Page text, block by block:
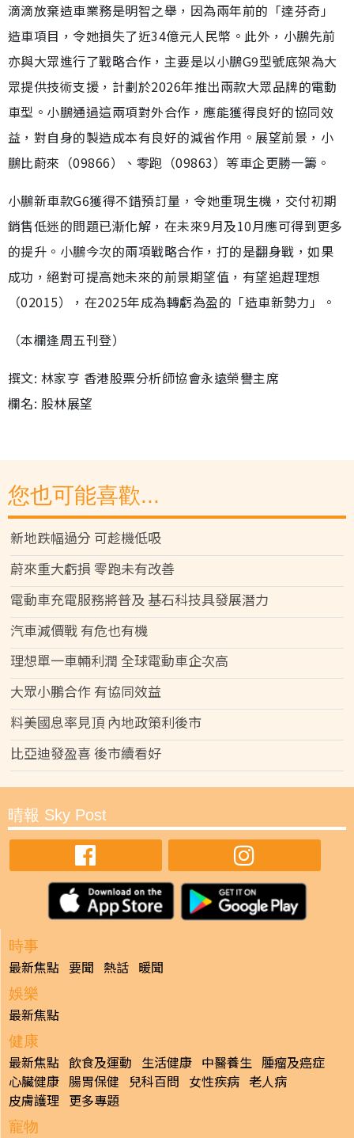
滴滴放棄造車業務是明智之舉，因為兩年前的「達芬奇」
造車項目，令她損失了近34億元人民幣。此外，小鵬先前
亦與大眾進行了戰略合作，主要是以小鵬G9型號底架為大
眾提供技術支援，計劃於2026年推出兩款大眾品牌的電動
車型。小鵬通過這兩項對外合作，應能獲得良好的協同效
益，對自身的製造成本有良好的減省作用。展望前景，小
鵬比蔚來（09866）、零跑（09863）等車企更勝一籌。
小鵬新車款G6獲得不錯預訂量，令她重現生機，交付初期
銷售低迷的問題已漸化解，在未來9月及10月應可得到更多
的提升。小鵬今次的兩項戰略合作，打的是翻身戰，如果
成功，絕對可提高她未來的前景期望值，有望追趕理想
（02015），在2025年成為轉虧為盈的「造車新勢力」。
（本欄逢周五刊登）
撰文: 林家亨 香港股票分析師協會永遠榮譽主席
欄名: 股林展望
您也可能喜歡...
新地跌幅過分 可趁機低吸
蔚來重大虧損 零跑未有改善
電動車充電服務將普及 基石科技具發展潛力
汽車減價戰 有危也有機
理想單一車輛利潤 全球電動車企次高
大眾小鵬合作 有協同效益
料美國息率見頂 內地政策利後市
比亞迪發盈喜 後市續看好
晴報 Sky Post
時事
最新焦點 要聞 熱話 暖聞
娛樂
最新焦點
健康
最新焦點 飲食及運動 生活健康 中醫養生 腫瘤及癌症
心臟健康 腸胃保健 兒科百問 女性疾病 老人病
皮膚護理 更多專題
寵物